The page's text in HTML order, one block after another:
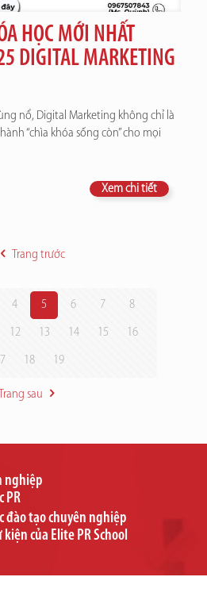
HỌC MỚI NHẤT
DIGITAL MARKETING
nổ, Digital Marketing không chỉ là
“chìa khóa sống còn” cho mọi
Xem chi tiết
Trang trước
4 5 6 7 8
12 13 14 15 16
18 19
Trang sau
nghiệp
PR
đào tạo chuyên nghiệp
của Elite PR School